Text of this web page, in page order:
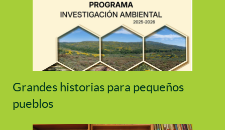
Grandes historias para pequeños
pueblos